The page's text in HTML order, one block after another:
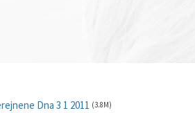
Dna 3 1 2011 (3.8M)